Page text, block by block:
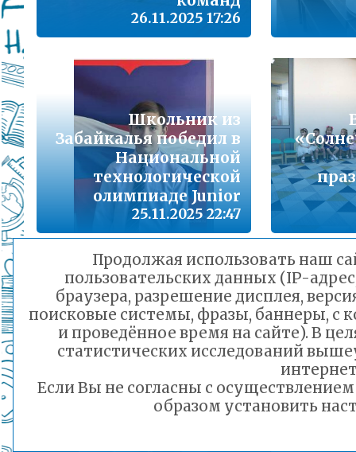
Детский телефон доверия
Подробнее...
«Горячая линия» для сообщения
находящихся в социально опасной
Подробнее...
Телефон горячей линии по вопросам
проведения государственной итоговой
образовательным программам основного
образования и среднего общего
Порядок предоставления льготного
малоимущих семей
Подробнее...
Горячая линия по вопросам школьного
30-21
26.11.2025 17:26
Школьник из
Забайкалья победил в
Национальной
технологической
олимпиаде Junior
25.11.2025 22:47
На Читинской
авиабазе
организовали
школьников
25.11.2025 22:45
В
№25
Продолжая использовать наш
пользовательских данных (IP-
браузера, разрешение дисплея,
поисковые системы, фразы, баннеры, с
и проведённое время на сайте). В
статистических исследований
Если Вы не согласны с
образом установить